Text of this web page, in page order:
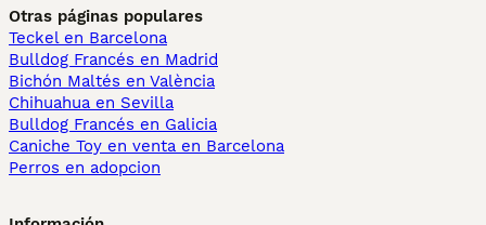
Otras páginas populares
Teckel en Barcelona
Bulldog Francés en Madrid
Bichón Maltés en València
Chihuahua en Sevilla
Bulldog Francés en Galicia
Caniche Toy en venta en Barcelona
Perros en adopcion